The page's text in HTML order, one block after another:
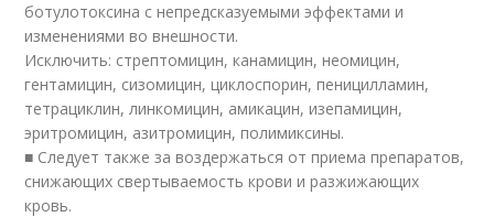
ботулотоксина с непредсказуемыми эффектами и
изменениями во внешности.
Исключить: стрептомицин, канамицин, неомицин,
гентамицин, сизомицин, циклоспорин, пеницилламин,
тетрациклин, линкомицин, амикацин, изепамицин,
эритромицин, азитромицин, полимиксины.
■ Следует также за воздержаться от приема препаратов,
снижающих свертываемость крови и разжижающих
кровь.